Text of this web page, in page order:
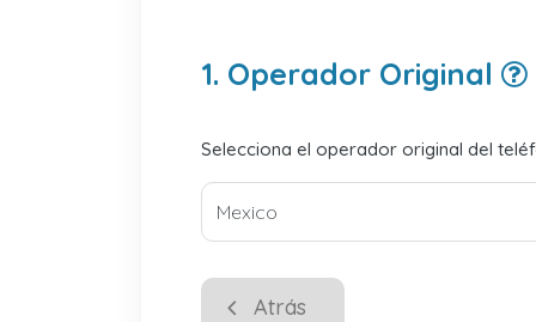
1. Operador Original
Selecciona el operador original del
Atrás